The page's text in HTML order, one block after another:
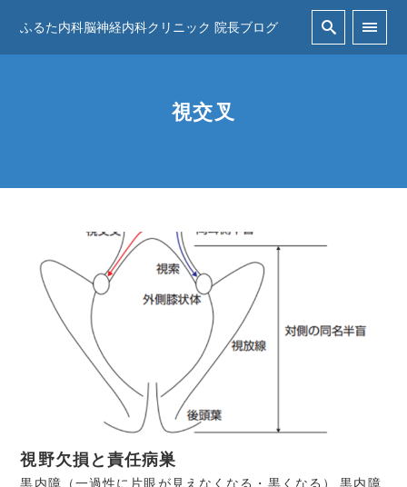
ふるた内科脳神経内科クリニック 院長ブログ
視交叉
視野欠損と責任病巣
黒内障（一過性に片眼が見えなくなる・黒くなる） 黒内障